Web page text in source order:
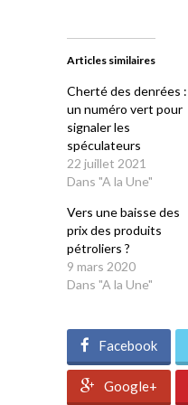
dans
nouvelle
dans
nouvelle
Articles similaires
Cherté des denrées :
un numéro vert pour
signaler les
spéculateurs
22 juillet 2021
Dans "A la Une"
Vers une baisse des
prix des produits
pétroliers ?
9 mars 2020
Dans "A la Une"
Facebook
Google+